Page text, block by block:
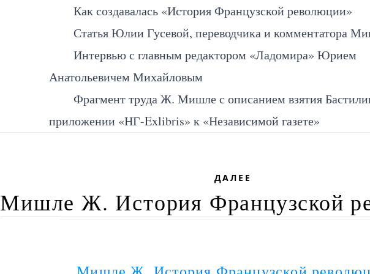
Как создавалась «История Французской революции»
Статья Юлии Гусевой, переводчика и комментатора
Интервью с главным редактором «Ладомира» Юрием
Анатольевичем Михайловым
Фрагмент труда Ж. Мишле с описанием взятия
приложении «НГ-Exlibris» к «Независимой газете»
ДАЛЕЕ
Мишле Ж. История Французской